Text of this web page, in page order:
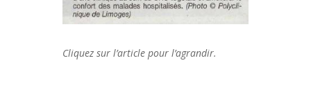
Cliquez sur l’article pour l’agrandir.